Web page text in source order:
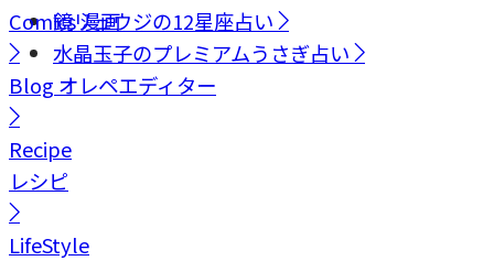
鏡リュウジの12星座占い
水晶玉子のプレミアムうさぎ占い
Comics漫画
Blog オレペエディター
Recipe
レシピ
LifeStyle